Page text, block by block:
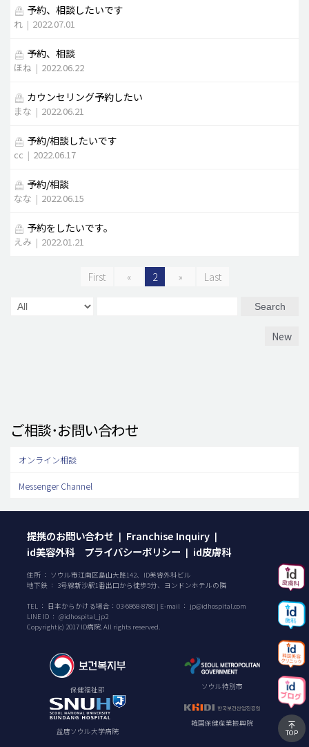
ご相談のお問い合わせ
予約、相談したいです
れ | 2022.07.01
予約、相談
ほね | 2022.06.22
カウンセリング予約したい
まな | 2022.06.21
予約/相談したいです
cc | 2022.06.17
予約/相談
なな | 2022.06.15
予約をしたいです。
えみ | 2022.01.21
First « 2 » Last
Search
New
ご相談･お問い合わせ
オンライン相談
Messenger Channel
提携のお問い合わせ | Franchise Inquiry |
id美容外科 プライバシーポリシー | id皮膚科
住所 ： ソウル市江南区島山大路142、ID美容外科ビル
地下鉄 ： 3号線新沙駅1番出口から徒歩5分、ヨンドンホテルの隣
TEL ： 日本からかける場合： 03-6868-8780 | E-mail ： jp@idhospital.com
LINE ID ： @idhospital_jp2
Copyright(c) 2017 ID病院. All rights reserved.
保健福祉部 ソウル特別市
盆唐ソウル大学病院
韓国保健産業振興院
TOP